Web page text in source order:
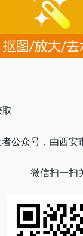
公众号，由西
微信扫一扫